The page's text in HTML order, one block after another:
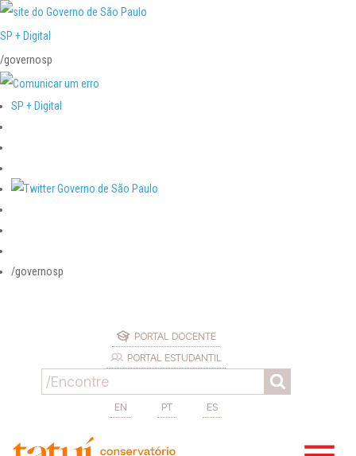
SP + Digital
/governosp
SP + Digital
/governosp
PORTAL DOCENTE
PORTAL ESTUDANTIL
EN PT ES